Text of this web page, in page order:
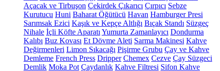
Açacak ve Tirbuşon Çekirdek Çıkarıcı Çırpıcı Sebze
Kurutucu Huni Baharat Öğütücü Havan Hamburger Presi
Sarımsak Ezici Kaşık ve Kepçe Altlığı Bıçak Standı Süzgeç
Nihale İçli Köfte Aparatı Yumurta Zamanlayıcı Dondurma
Kalıbı Buz Kovası Et Dövme Aleti Sarma Makinesi Kahve
Değirmenleri Limon Sıkacağı Pişirme Grubu Çay ve Kahve
Demleme French Press Dripper Chemex Cezve Çay Süzgeci
Demlik Moka Pot Çaydanlık Kahve Filtresi Sifon Kahve